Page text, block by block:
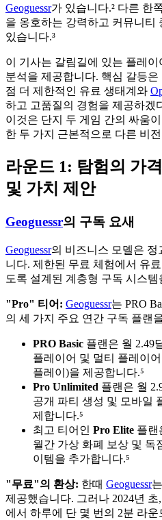
Geoguessr가 있습니다.² 다른 한
을 옹호하는 강력하고 커뮤니티
있습니다.³
이 기사는 갈림길에 있는 플레
분석을 제공합니다. 핵심 갈등은
점 더 제한적인 유료 생태계와
하고 고품질의 경험을 제공하겠
이것은 단지 두 게임 간의 싸움
한 두 가지 근본적으로 다른 비
라운드 1: 탐험의 가
및 가치 제안
Geoguessr의 구독 요새
Geoguessr의 비즈니스 모델은
니다. 제한된 무료 체험에서 유
도록 설계된 계층형 구독 시스
"Pro" 티어: Geoguessr는 PRO
의 세 가지 주요 연간 구독 플랜
PRO Basic 플랜은 월 2.49
플레이어 및 멀티 플레이
플레이)을 제공합니다.⁵
Pro Unlimited 플랜은 월
공개 파티 생성 및 모바일
제합니다.⁵
최고 티어인 Pro Elite 플랜
월간 가상 화폐 보상 및 독
이템을 추가합니다.⁵
"무료"의 환상: 한때 Geoguessr
제공했습니다. 그러나 2024년
에서 하루에 단 몇 번의 2분 라